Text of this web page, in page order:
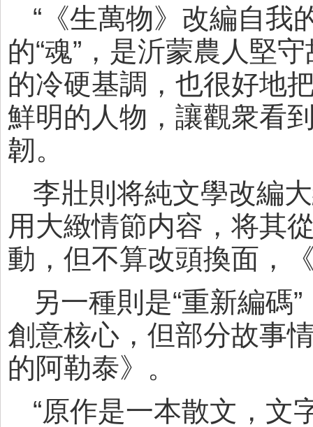
“《生萬物》改編自我
的“魂”，是沂蒙農人堅
的冷硬基調，也很好地
鮮明的人物，讓觀衆看
韌。
李壯則将純文學改編
用大緻情節内容，将其
動，但不算改頭換面，
另一種則是“重新編碼
創意核心，但部分故事
的阿勒泰》。
“原作是一本散文，文